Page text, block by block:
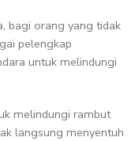
bagi orang yang tidak
pelengkap
untuk melindungi
melindungi rambut
langsung menyentuh